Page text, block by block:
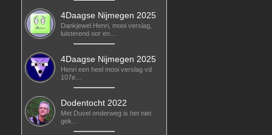
4Daagse Nijmegen 2025
Dankjewel Henri, mooi verslag,
luisterend oor en…
4Daagse Nijmegen 2025
Henri een heel mooi verslag vd
107e…
Dodentocht 2022
Met Duvel onderweg is het niet
gek…